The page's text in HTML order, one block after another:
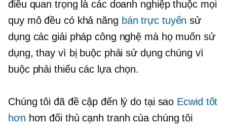
điều quan trọng là các doanh nghiệp thuộc mọi
quy mô đều có khả năng bán trực tuyến sử
dụng các giải pháp công nghệ mà họ muốn sử
dụng, thay vì bị buộc phải sử dụng chúng vì
buộc phải thiếu các lựa chọn.
Chúng tôi đã đề cập đến lý do tại sao Ecwid tốt
hơn hơn đối thủ cạnh tranh của chúng tôi